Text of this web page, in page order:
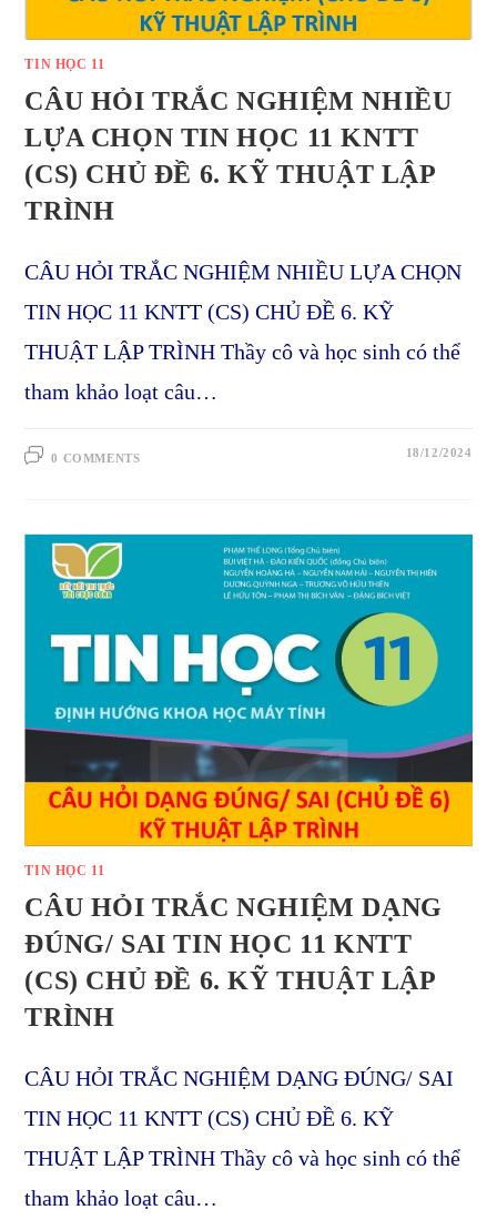
TIN HỌC 11
CÂU HỎI TRẮC NGHIỆM NHIỀU
LỰA CHỌN TIN HỌC 11 KNTT
(CS) CHỦ ĐỀ 6. KỸ THUẬT LẬP
TRÌNH
CÂU HỎI TRẮC NGHIỆM NHIỀU LỰA CHỌN
TIN HỌC 11 KNTT (CS) CHỦ ĐỀ 6. KỸ
THUẬT LẬP TRÌNH Thầy cô và học sinh có thể
tham khảo loạt câu…
0 COMMENTS 18/12/2024
TIN HỌC 11
CÂU HỎI TRẮC NGHIỆM DẠNG
ĐÚNG/ SAI TIN HỌC 11 KNTT
(CS) CHỦ ĐỀ 6. KỸ THUẬT LẬP
TRÌNH
CÂU HỎI TRẮC NGHIỆM DẠNG ĐÚNG/ SAI
TIN HỌC 11 KNTT (CS) CHỦ ĐỀ 6. KỸ
THUẬT LẬP TRÌNH Thầy cô và học sinh có thể
tham khảo loạt câu…